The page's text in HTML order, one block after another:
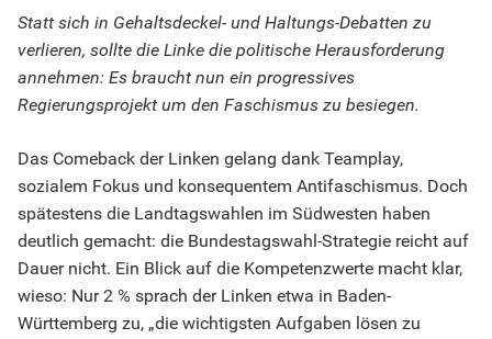
Statt sich in Gehaltsdeckel- und Haltungs-Debatten zu
verlieren, sollte die Linke die politische Herausforderung
annehmen: Es braucht nun ein progressives
Regierungsprojekt um den Faschismus zu besiegen.
Das Comeback der Linken gelang dank Teamplay,
sozialem Fokus und konsequentem Antifaschismus. Doch
spätestens die Landtagswahlen im Südwesten haben
deutlich gemacht: die Bundestagswahl-Strategie reicht auf
Dauer nicht. Ein Blick auf die Kompetenzwerte macht klar,
wieso: Nur 2 % sprach der Linken etwa in Baden-
Württemberg zu, „die wichtigsten Aufgaben lösen zu